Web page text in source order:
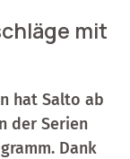
mit
hat Salto ab
der Serien
Dank